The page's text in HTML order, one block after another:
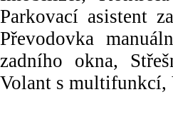
Parkovací asistent
Převodovka
zadního okna,
Volant s multifunkcí,